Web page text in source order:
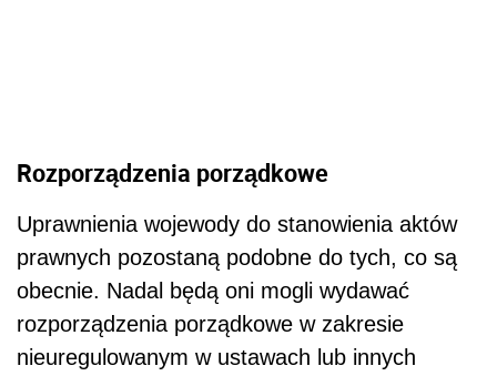
Rozporządzenia porządkowe
Uprawnienia wojewody do stanowienia aktów
prawnych pozostaną podobne do tych, co są
obecnie. Nadal będą oni mogli wydawać
rozporządzenia porządkowe w zakresie
nieuregulowanym w ustawach lub innych